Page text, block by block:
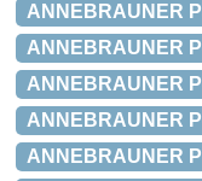
ANNEBRAUNER
ANNEBRAUNER
ANNEBRAUNER
ANNEBRAUNER
ANNEBRAUNER